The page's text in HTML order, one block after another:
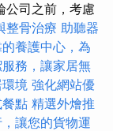
公司之前，考慮
整骨治療 助聽器
養護中心，為
務，讓家居無
境 強化網站優
點 精選外燴推
讓您的貨物運